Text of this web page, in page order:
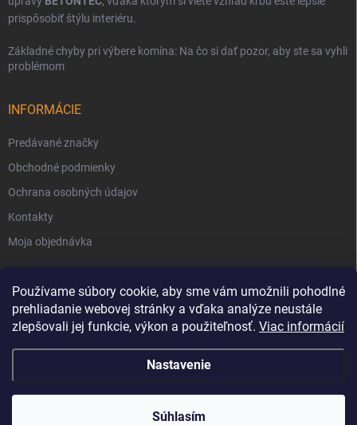
Používame súbory cookie, aby sme vám umožnili pohodlné
prehliadanie webovej stránky a vďaka analýze neustále
zlepšovali jej funkcie, výkon a použiteľnosť. Viac informácií
Nastavenie
Súhlasím
prispôsobiť štýlu interiéru.
Základné chyby pri výbere komína: Na čo si dať pozor, aby ste sa vyhli
problémom
INFORMÁCIE
Predávané značky
Obchodné podmienky
Ochrana osobných údajov
Kontakty
Moja objednávka
Svet Krbov . Všetky práva vyhradené.